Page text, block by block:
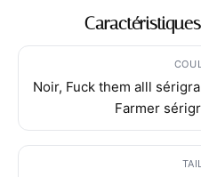
Noir, Fuck them alll
Farmer